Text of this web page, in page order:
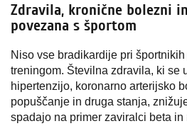
Zdravila, kronične bolezni
povezana s športom
Niso vse bradikardije pri
treningom. Številna zdravila, ki se
hipertenzijo, koronarno arterijsko
popuščanje in druga stanja,
spadajo na primer zaviralci beta in